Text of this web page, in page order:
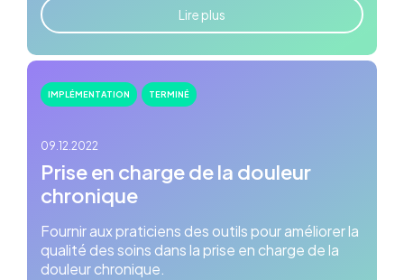
Lire plus
IMPLÉMENTATION TERMINÉ
09.12.2022
Prise en charge de la douleur
chronique
Fournir aux praticiens des outils pour améliorer la
qualité des soins dans la prise en charge de la
douleur chronique.